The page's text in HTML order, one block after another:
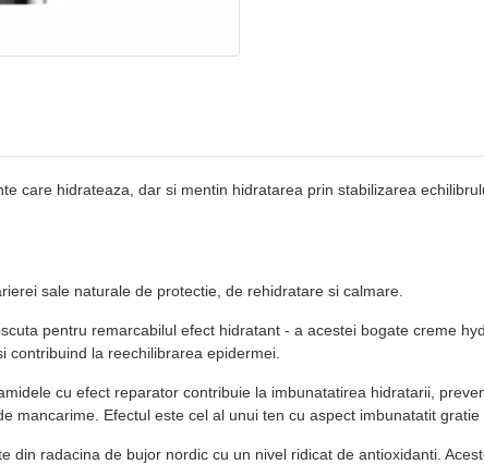
care hidrateaza, dar si mentin hidratarea prin stabilizarea
sale naturale de protectie, de rehidratare si calmare.
pentru remarcabilul efect hidratant - a acestei bogate creme
la reechilibrarea epidermei.
cu efect reparator contribuie la imbunatatirea hidratarii,
mancarime. Efectul este cel al unui ten cu aspect imbunatatit
din radacina de bujor nordic cu un nivel ridicat de antioxidanti.